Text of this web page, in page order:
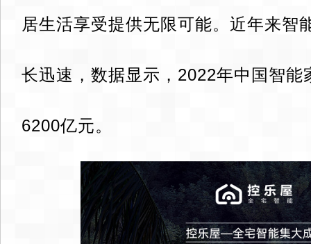
居生活享受提供无限可能。近年来智
长迅速，数据显示，2022年中国智能
6200亿元。